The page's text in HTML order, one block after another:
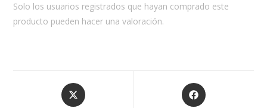
Solo los usuarios registrados que hayan comprado este
producto pueden hacer una valoración.
Opens
in
Opens
in